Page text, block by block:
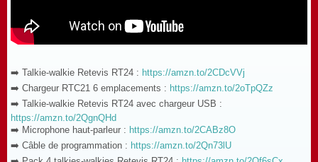
➡️ Talkie-walkie Retevis RT24 : https://amzn.to/2CDcVVj
➡️ Chargeur RTC21 6 emplacements : https://amzn.to/2oTpQZz
➡️ Talkie-walkie Retevis RT24 avec chargeur USB :
https://amzn.to/2QgnQHd
➡️ Microphone haut-parleur : https://amzn.to/2CABz8O
➡️ Câble de programmation : https://amzn.to/2Qn73lU